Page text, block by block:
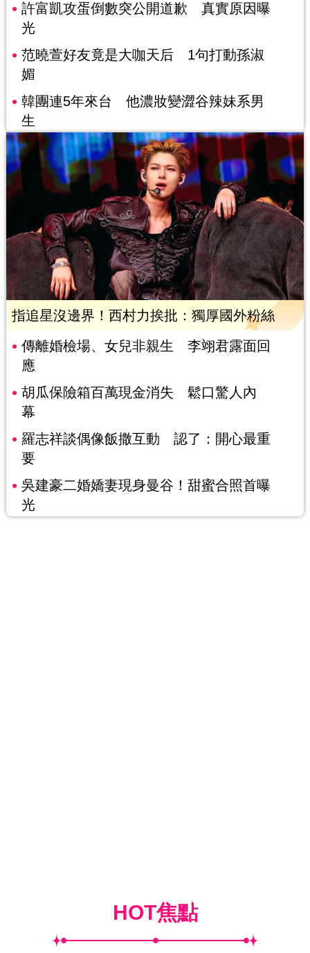
許富凱攻蛋倒數突公開道歉 真實原因曝
光
范曉萱好友竟是大咖天后 1句打動孫淑
媚
韓團連5年來台 他濃妝變澀谷辣妹系男
生
指追星沒邊界！西村力挨批：獨厚國外粉絲
傳離婚檢場、女兒非親生 李翊君露面回
應
胡瓜保險箱百萬現金消失 鬆口驚人內
幕
羅志祥談偶像飯撒互動 認了：開心最重
要
吳建豪二婚嬌妻現身曼谷！甜蜜合照首曝
光
HOT焦點